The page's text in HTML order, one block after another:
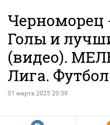
Черноморец
Голы и
(видео).
Лига. Футбол
01 марта 2025 20:39